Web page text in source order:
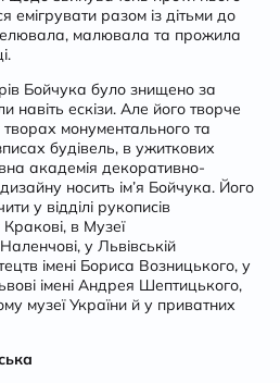
емігрувати разом із дітьми до
малювала та прожила
Бойчука було знищено за
навіть ескізи. Але його творче
монументального та
будівель, в ужиткових
академія декоративно-
носить ім’я Бойчука. Його
у відділі рукописів
Кракові, в Музеї
у Львівській
імені Бориса Возницького, у
імені Андрея Шептицького,
музеї України й у приватних